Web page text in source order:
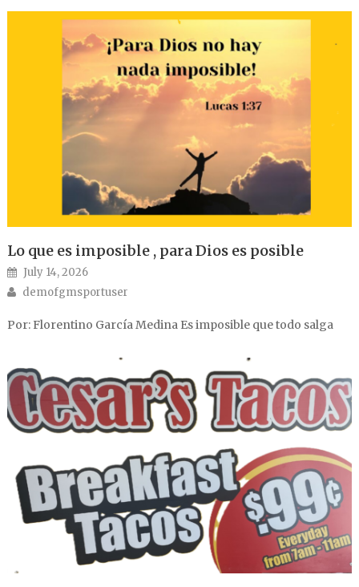
Lo que es imposible , para Dios es posible
Posted on
July 14, 2026
Author
demofgmsportuser
Por: Florentino García Medina Es imposible que todo salga